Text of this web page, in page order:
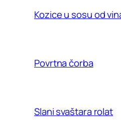
Kozice u sosu od
Povrtna čorba
Slani svaštara rolat